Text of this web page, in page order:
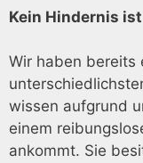
Kein Hindernis
Wir haben bereits
wissen aufgrund
einem
ankommt. Sie